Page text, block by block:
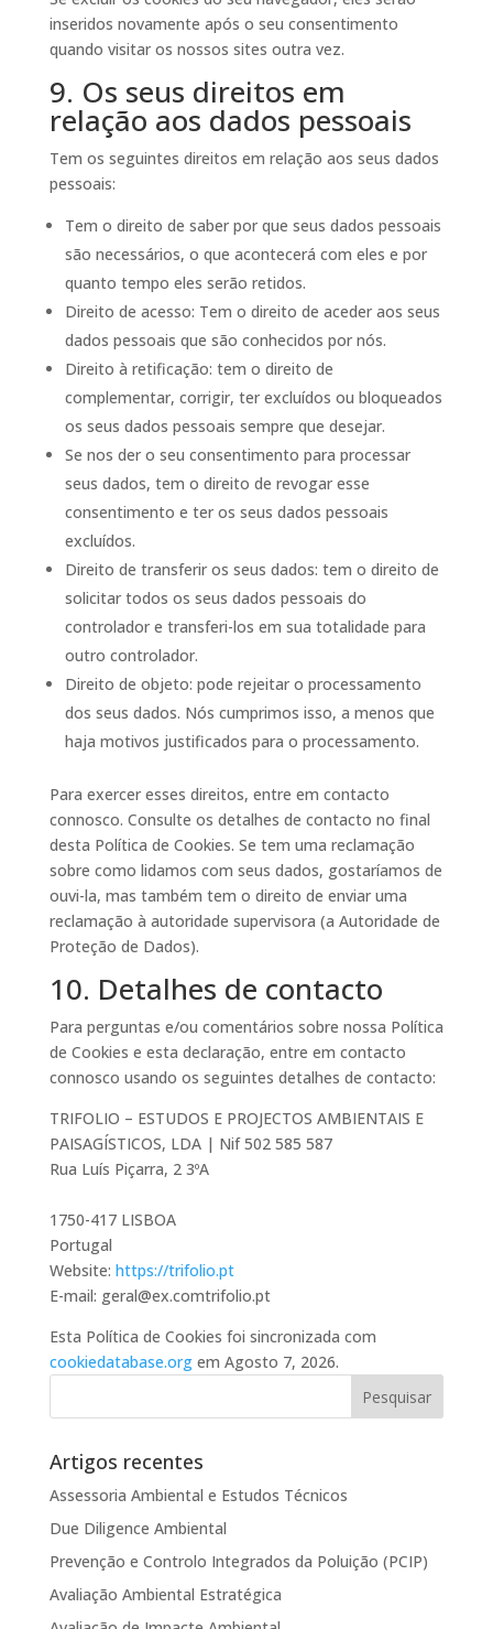
inseridos novamente após o seu consentimento
quando visitar os nossos sites outra vez.
9. Os seus direitos em
relação aos dados pessoais
Tem os seguintes direitos em relação aos seus dados
pessoais:
Tem o direito de saber por que seus dados pessoais
são necessários, o que acontecerá com eles e por
quanto tempo eles serão retidos.
Direito de acesso: Tem o direito de aceder aos seus
dados pessoais que são conhecidos por nós.
Direito à retificação: tem o direito de
complementar, corrigir, ter excluídos ou bloqueados
os seus dados pessoais sempre que desejar.
Se nos der o seu consentimento para processar
seus dados, tem o direito de revogar esse
consentimento e ter os seus dados pessoais
excluídos.
Direito de transferir os seus dados: tem o direito de
solicitar todos os seus dados pessoais do
controlador e transferi-los em sua totalidade para
outro controlador.
Direito de objeto: pode rejeitar o processamento
dos seus dados. Nós cumprimos isso, a menos que
haja motivos justificados para o processamento.
Para exercer esses direitos, entre em contacto
connosco. Consulte os detalhes de contacto no final
desta Política de Cookies. Se tem uma reclamação
sobre como lidamos com seus dados, gostaríamos de
ouvi-la, mas também tem o direito de enviar uma
reclamação à autoridade supervisora (a Autoridade de
Proteção de Dados).
10. Detalhes de contacto
Para perguntas e/ou comentários sobre nossa Política
de Cookies e esta declaração, entre em contacto
connosco usando os seguintes detalhes de contacto:
TRIFOLIO – ESTUDOS E PROJECTOS AMBIENTAIS E
PAISAGÍSTICOS, LDA | Nif 502 585 587
Rua Luís Piçarra, 2 3ºA
1750-417 LISBOA
Portugal
Website: https://trifolio.pt
E-mail: geral@ex.comtrifolio.pt
Esta Política de Cookies foi sincronizada com
cookiedatabase.orgem Agosto 7, 2026.
Artigos recentes
Assessoria Ambiental e Estudos Técnicos
Due Diligence Ambiental
Prevenção e Controlo Integrados da Poluição (PCIP)
Avaliação Ambiental Estratégica